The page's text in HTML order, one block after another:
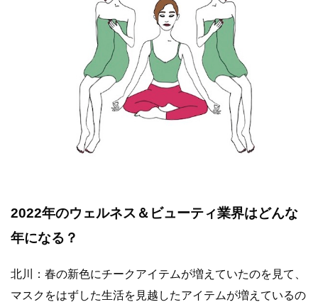
2022年のウェルネス＆ビューティ業界はどんな
年になる？
北川：春の新色にチークアイテムが増えていたのを見て、
マスクをはずした生活を見越したアイテムが増えているの